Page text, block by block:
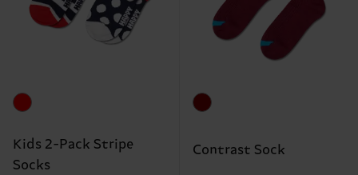
Kids 2-Pack Stripe
Socks
Contrast Sock